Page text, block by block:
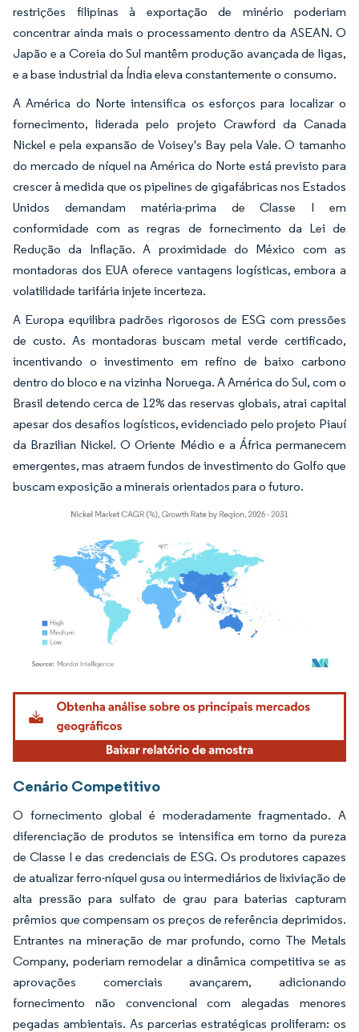
restrições filipinas à exportação de minério poderiam
concentrar ainda mais o processamento dentro da ASEAN. O
Japão e a Coreia do Sul mantêm produção avançada de ligas,
e a base industrial da Índia eleva constantemente o consumo.
A América do Norte intensifica os esforços para localizar o
fornecimento, liderada pelo projeto Crawford da Canada
Nickel e pela expansão de Voisey's Bay pela Vale. O tamanho
do mercado de níquel na América do Norte está previsto para
crescer à medida que os pipelines de gigafábricas nos Estados
Unidos demandam matéria-prima de Classe I em
conformidade com as regras de fornecimento da Lei de
Redução da Inflação. A proximidade do México com as
montadoras dos EUA oferece vantagens logísticas, embora a
volatilidade tarifária injete incerteza.
A Europa equilibra padrões rigorosos de ESG com pressões
de custo. As montadoras buscam metal verde certificado,
incentivando o investimento em refino de baixo carbono
dentro do bloco e na vizinha Noruega. A América do Sul, com o
Brasil detendo cerca de 12% das reservas globais, atrai capital
apesar dos desafios logísticos, evidenciado pelo projeto Piauí
da Brazilian Nickel. O Oriente Médio e a África permanecem
emergentes, mas atraem fundos de investimento do Golfo que
buscam exposição a minerais orientados para o futuro.
Imagem © Mordor Intelligence. O reuso requer atribuição conforme CC BY 4.0.
Cenário Competitivo
O fornecimento global é moderadamente fragmentado. A
diferenciação de produtos se intensifica em torno da pureza
de Classe I e das credenciais de ESG. Os produtores capazes
de atualizar ferro-níquel gusa ou intermediários de lixiviação de
alta pressão para sulfato de grau para baterias capturam
prêmios que compensam os preços de referência deprimidos.
Entrantes na mineração de mar profundo, como The Metals
Company, poderiam remodelar a dinâmica competitiva se as
aprovações comerciais avançarem, adicionando
fornecimento não convencional com alegadas menores
pegadas ambientais. As parcerias estratégicas proliferam: os